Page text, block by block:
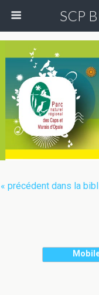
SCP
« précédent dans la